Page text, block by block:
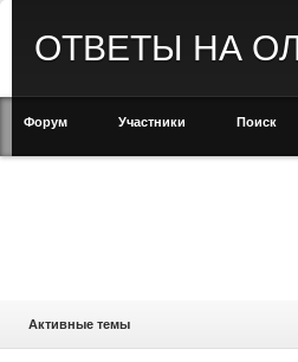
ОТВЕТЫ НА
Форум Участники Поиск
Активные темы